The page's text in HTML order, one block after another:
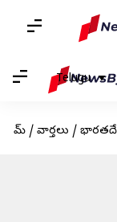
Telugu
హోమ్ / వార్తలు /